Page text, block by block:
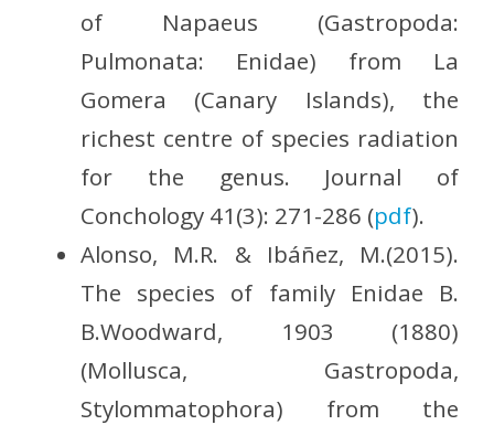
of Napaeus (Gastropoda:
Pulmonata: Enidae) from La
Gomera (Canary Islands), the
richest centre of species radiation
for the genus. Journal of
Conchology 41(3): 271-286 (pdf).
Alonso, M.R. & Ibáñez, M.(2015).
The species of family Enidae B.
B.Woodward, 1903 (1880)
(Mollusca, Gastropoda,
Stylommatophora) from the